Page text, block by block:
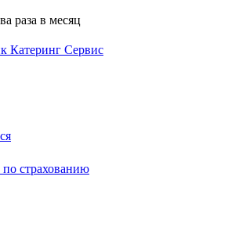
раза в месяц
Катеринг Сервис
страхованию